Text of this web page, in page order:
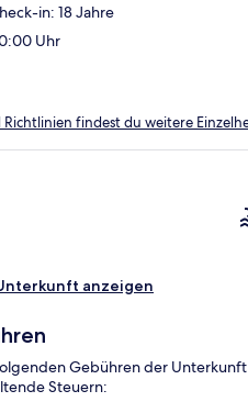
in: 18 Jahre
Uhr
findest du weitere
anzeigen
Gebühren der
Steuern: